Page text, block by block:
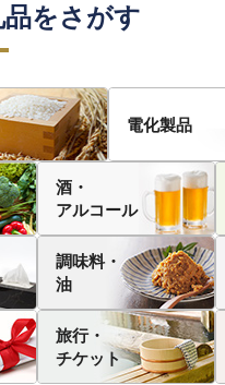
をさがす
電化製品
酒・
アルコール
調味料・
油
旅行・
チケット